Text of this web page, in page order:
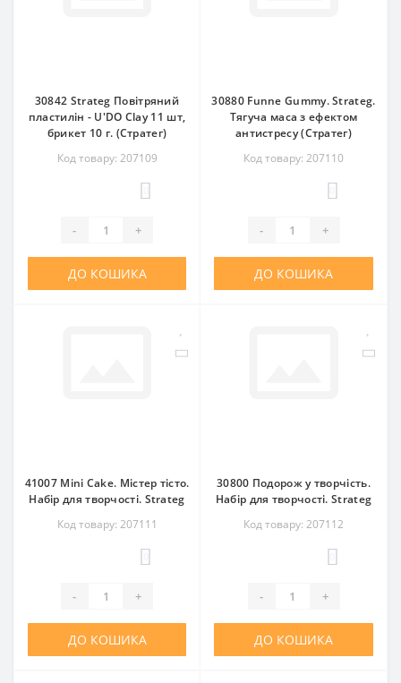
30842 Strateg Повітряний
пластилін - U'DO Clay 11 шт,
брикет 10 г. (Стратег)
Код товару: 207109
- +
ДО КОШИКА
30880 Funne Gummy. Strateg.
Тягуча маса з ефектом
антистресу (Стратег)
Код товару: 207110
- +
ДО КОШИКА
41007 Mini Cake. Містер тісто.
Набір для творчості. Strateg
Код товару: 207111
- +
ДО КОШИКА
30800 Подорож у творчість.
Набір для творчості. Strateg
Код товару: 207112
- +
ДО КОШИКА